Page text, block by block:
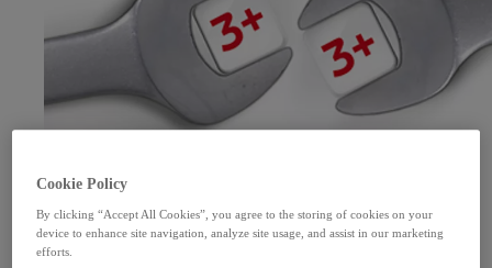
Výhodný servis pre staršie vozidlá
Venujte svojmu vozidlu Toyota staršiemu ako tri roky zaslúženú a profesionálnu starostlivosť.
Cookie Policy
By clicking “Accept All Cookies”, you agree to the storing of cookies on your
device to enhance site navigation, analyze site usage, and assist in our marketing
efforts.